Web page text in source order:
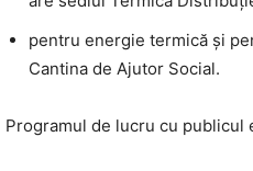
pentru energie termică și
Cantina de Ajutor Social.
Programul de lucru cu